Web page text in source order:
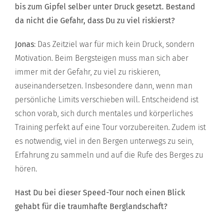
bis zum Gipfel selber unter Druck gesetzt. Bestand
da nicht die Gefahr, dass Du zu viel riskierst?
Jonas: Das Zeitziel war für mich kein Druck, sondern
Motivation. Beim Bergsteigen muss man sich aber
immer mit der Gefahr, zu viel zu riskieren,
auseinandersetzen. Insbesondere dann, wenn man
persönliche Limits verschieben will. Entscheidend ist
schon vorab, sich durch mentales und körperliches
Training perfekt auf eine Tour vorzubereiten. Zudem ist
es notwendig, viel in den Bergen unterwegs zu sein,
Erfahrung zu sammeln und auf die Rufe des Berges zu
hören.
Hast Du bei dieser Speed-Tour noch einen Blick
gehabt für die traumhafte Berglandschaft?